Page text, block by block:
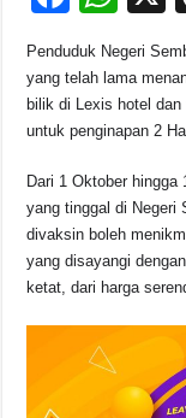
c
e
b
o
o
k
at
s
A
p
p
Penduduk Negeri
yang telah lama
bilik di Lexis hotel
untuk penginapan 2
Dari 1 Oktober
yang tinggal di Negeri
divaksin boleh
yang disayangi
ketat, dari harga